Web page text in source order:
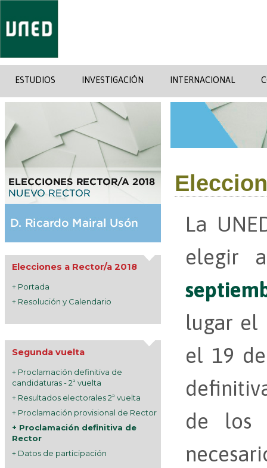
ESTUDIOS INVESTIGACIÓN INTERNACIONAL
Elecciones a Rector/a 2018
+ Portada
+ Resolución y Calendario
Segunda vuelta
+ Proclamación definitiva de
candidaturas - 2ª vuelta
+ Resultados electorales 2ª vuelta
+ Proclamación provisional de Rector
+ Proclamación definitiva de
Rector
+ Datos de participación
La
elegir
lugar el
el 19
de los